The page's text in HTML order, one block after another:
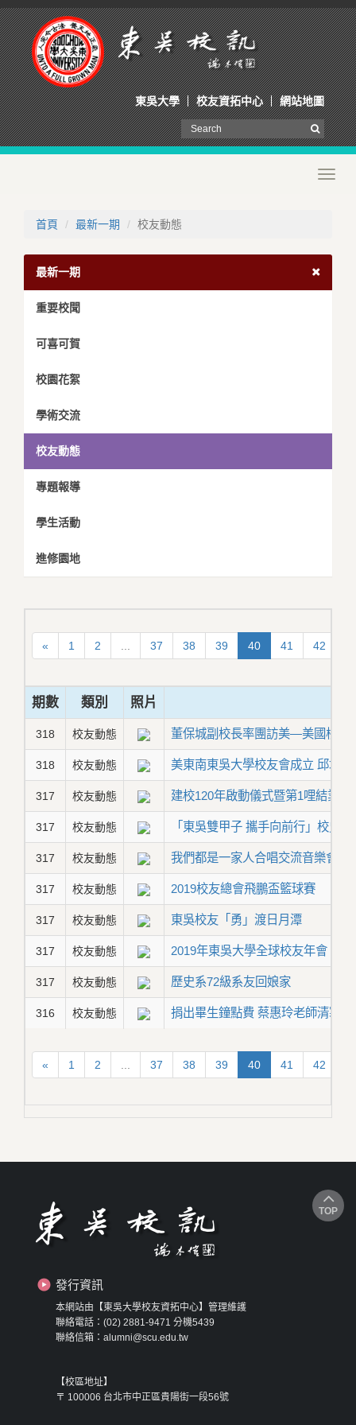
東吳大學 校友資拓中心 網站地圖
首頁 最新一期 校友動態
最新一期
重要校聞
可喜可賀
校園花絮
學術交流
校友動態
專題報導
學生活動
進修園地
« 1 2 37 38 39 40 41 42
期數 類別 照片
318 校友動態 董保城副校長率團訪美—美國校友
318 校友動態 美東南東吳大學校友會成立 邱培
317 校友動態 建校120年啟動儀式暨第1哩結業
317 校友動態 「東吳雙甲子 攜手向前行」校史
317 校友動態 我們都是一家人合唱交流音樂會
317 校友動態 2019校友總會飛鵬盃籃球賽
317 校友動態 東吳校友「勇」渡日月潭
317 校友動態 2019年東吳大學全球校友年會
317 校友動態 歷史系72級系友回娘家
316 校友動態 捐出畢生鐘點費 蔡惠玲老師清寒
« 1 2 37 38 39 40 41 42
發行資訊
本網站由【東吳大學校友資拓中心】管理維護
聯絡電話：(02) 2881-9471 分機5439
聯絡信箱：alumni@scu.edu.tw
【校區地址】
〒 100006 台北市中正區貴陽街一段56號
TOP